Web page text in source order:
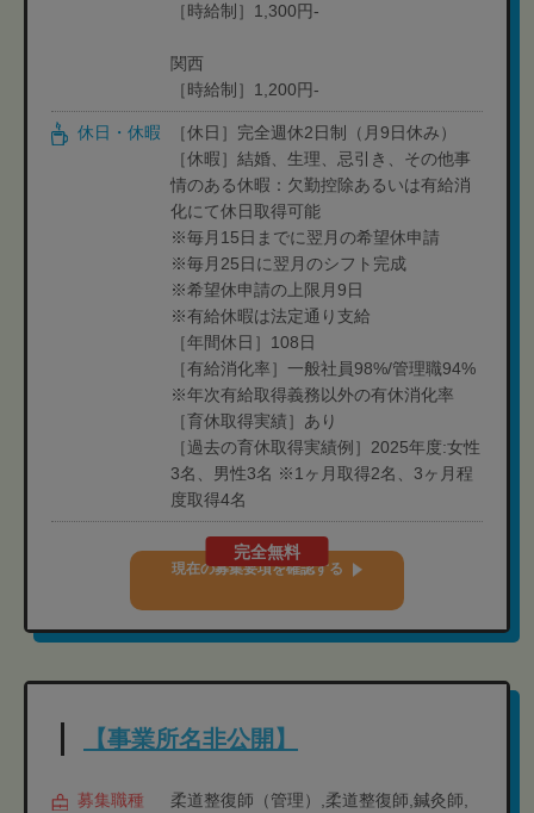
［時給制］1,300円-
関西
［時給制］1,200円-
休日・休暇
［休日］完全週休2日制（月9日休み）
［休暇］結婚、生理、忌引き、その他事
情のある休暇：欠勤控除あるいは有給消
化にて休日取得可能
※毎月15日までに翌月の希望休申請
※毎月25日に翌月のシフト完成
※希望休申請の上限月9日
※有給休暇は法定通り支給
［年間休日］108日
［有給消化率］一般社員98%/管理職94%
※年次有給取得義務以外の有休消化率
［育休取得実績］あり
［過去の育休取得実績例］2025年度:女性
3名、男性3名 ※1ヶ月取得2名、3ヶ月程
度取得4名
完全無料
現在の募集要項を確認する
【事業所名非公開】
募集職種
柔道整復師（管理）,柔道整復師,鍼灸師,